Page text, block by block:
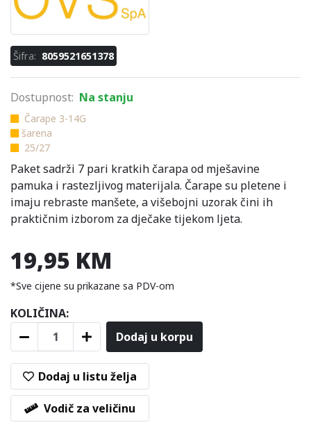
Šifra: 8059521651378
Dostupnost: Na stanju
Čarape 3-14G
šarena
25/27
Paket sadrži 7 pari kratkih čarapa od mješavine
pamuka i rastezljivog materijala. Čarape su pletene i
imaju rebraste manšete, a višebojni uzorak čini ih
praktičnim izborom za dječake tijekom ljeta.
19,95 KM
*Sve cijene su prikazane sa PDV-om
KOLIČINA:
Dodaj u korpu
Dodaj u listu želja
Vodič za veličinu